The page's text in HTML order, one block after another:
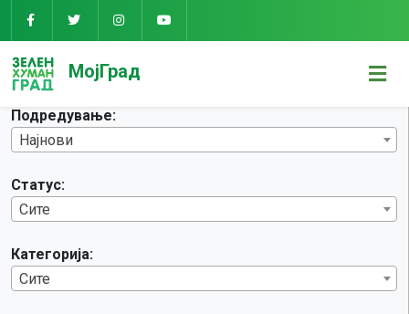
МојГрад
Предлози
Подредување:
Најнови
Статус:
Сите
Категорија:
Сите